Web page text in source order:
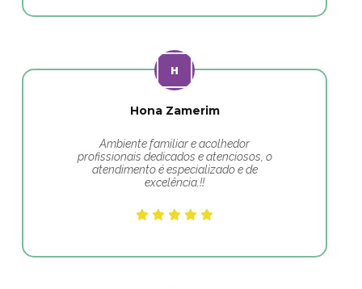
Hona Zamerim
Ambiente familiar e acolhedor
profissionais dedicados e atenciosos, o
atendimento é especializado e de
excelência.!!